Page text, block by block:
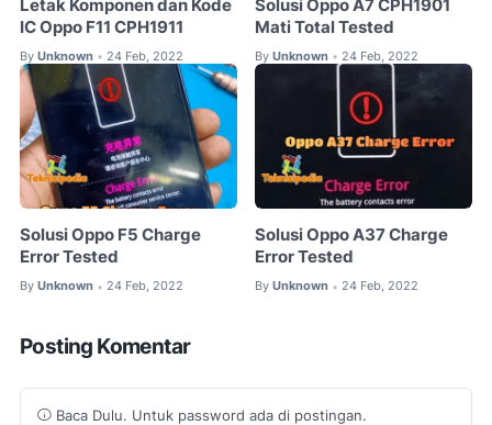
Letak Komponen dan Kode
IC Oppo F11 CPH1911
By Unknown • 24 Feb, 2022
Solusi Oppo A7 CPH1901
Mati Total Tested
By Unknown • 24 Feb, 2022
Solusi Oppo F5 Charge
Error Tested
By Unknown • 24 Feb, 2022
Solusi Oppo A37 Charge
Error Tested
By Unknown • 24 Feb, 2022
Posting Komentar
Baca Dulu. Untuk password ada di postingan.